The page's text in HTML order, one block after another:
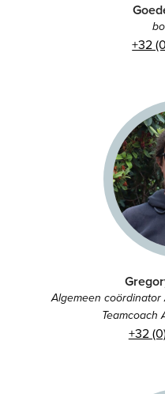
+32
Algemeen
Teamcoach
+32